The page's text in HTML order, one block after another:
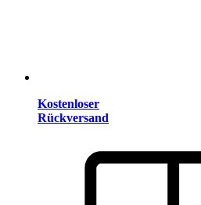
Kostenloser
Rückversand